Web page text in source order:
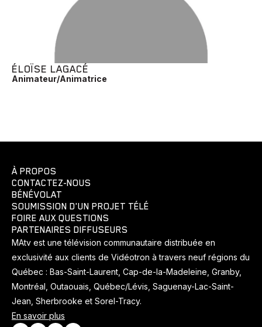
ÉLOÏSE LAGACÉ
Animateur/Animatrice
À PROPOS
CONTACTEZ-NOUS
BÉNÉVOLAT
SOUMISSION D'UN PROJET TÉLÉ
FOIRE AUX QUESTIONS
PARTENAIRES DIFFUSEURS
MAtv est une télévision communautaire distribuée en
exclusivité aux clients de Vidéotron à travers neuf régions du
Québec : Bas-Saint-Laurent, Cap-de-la-Madeleine, Granby,
Montréal, Outaouais, Québec/Lévis, Saguenay-Lac-Saint-
Jean, Sherbrooke et Sorel-Tracy.
En savoir plus